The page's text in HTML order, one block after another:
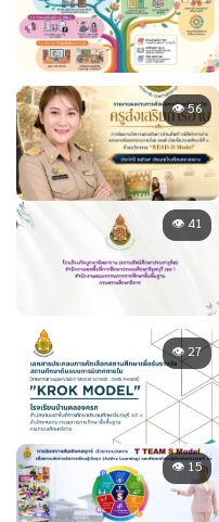
👁 56
👁 41
👁 27
👁 15